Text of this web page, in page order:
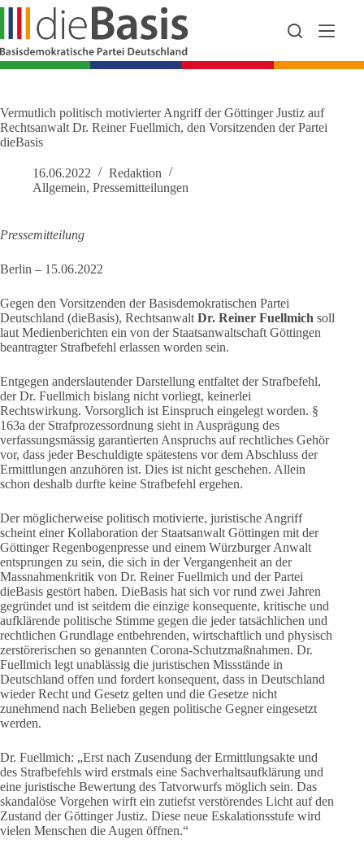
Zum
springen
Vermutlich politisch motivierter Angriff der Göttinger Justiz auf
Rechtsanwalt Dr. Reiner Fuellmich, den Vorsitzenden der Partei
dieBasis
16.06.2022
Redaktion
Allgemein, Pressemitteilungen
Pressemitteilung
Berlin – 15.06.2022
Gegen den Vorsitzenden der Basisdemokratischen Partei
Deutschland (dieBasis), Rechtsanwalt Dr. Reiner Fuellmich soll
laut Medienberichten ein von der Staatsanwaltschaft Göttingen
beantragter Strafbefehl erlassen worden sein.
Entgegen anderslautender Darstellung entfaltet der Strafbefehl,
der Dr. Fuellmich bislang nicht vorliegt, keinerlei
Rechtswirkung. Vorsorglich ist Einspruch eingelegt worden. §
163a der Strafprozessordnung sieht in Ausprägung des
verfassungsmässig garantierten Anspruchs auf rechtliches Gehör
vor, dass jeder Beschuldigte spätestens vor dem Abschluss der
Ermittlungen anzuhören ist. Dies ist nicht geschehen. Allein
schon deshalb durfte keine Strafbefehl ergehen.
Der möglicherweise politisch motivierte, juristische Angriff
scheint einer Kollaboration der Staatsanwalt Göttingen mit der
Göttinger Regenbogenpresse und einem Würzburger Anwalt
entsprungen zu sein, die sich in der Vergangenheit an der
Massnahmenkritik von Dr. Reiner Fuellmich und der Partei
dieBasis gestört haben. DieBasis hat sich vor rund zwei Jahren
gegründet und ist seitdem die einzige konsequente, kritische und
aufklärende politische Stimme gegen die jeder tatsächlichen und
rechtlichen Grundlage entbehrenden, wirtschaftlich und physisch
zerstörerischen so genannten Corona-Schutzmaßnahmen. Dr.
Fuellmich legt unablässig die juristischen Missstände in
Deutschland offen und fordert konsequent, dass in Deutschland
wieder Recht und Gesetz gelten und die Gesetze nicht
zunehmend nach Belieben gegen politische Gegner eingesetzt
werden.
Dr. Fuellmich: „Erst nach Zusendung der Ermittlungsakte und
des Strafbefehls wird erstmals eine Sachverhaltsaufklärung und
eine juristische Bewertung des Tatvorwurfs möglich sein. Das
skandalöse Vorgehen wirft ein zutiefst verstörendes Licht auf den
Zustand der Göttinger Justiz. Diese neue Eskalationsstufe wird
vielen Menschen die Augen öffnen.“